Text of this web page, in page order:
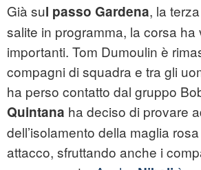
Già sul passo Gardena, la
salite in programma, la corsa ha
importanti. Tom Dumoulin è
compagni di squadra e tra gli
ha perso contatto dal gruppo
Quintana ha deciso di provare
dell’isolamento della maglia
attacco, sfruttando anche i